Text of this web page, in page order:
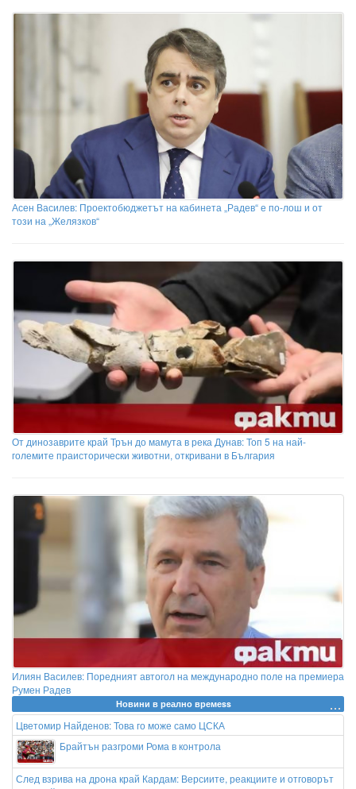
Асен Василев: Проектобюджетът на кабинета „Радев“ е по-лош и от
този на „Желязков“
От динозаврите край Трън до мамута в река Дунав: Топ 5 на най-
големите праисторически животни, откривани в България
Илиян Василев: Поредният автогол на международно поле на премиера
Румен Радев
Новини в реално времеss
Цветомир Найденов: Това го може само ЦСКА
Брайтън разгроми Рома в контрола
След взрива на дрона край Кардам: Версиите, реакциите и отговорът